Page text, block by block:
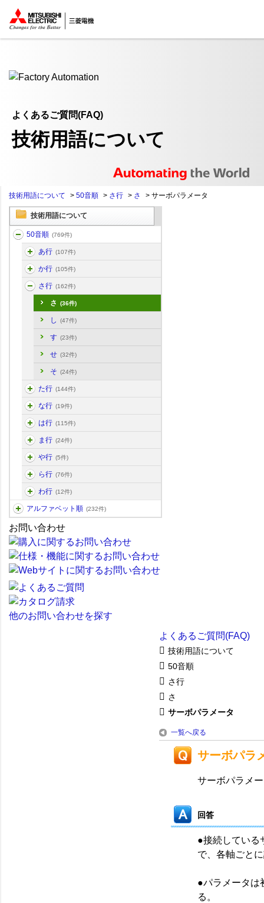
ここから本文
よくあるご質問(FAQ)
技術用語について
技術用語について > 50音順 > さ行 > さ > サーボパラメータ
技術用語について
50音順 (769件)
あ行 (107件)
か行 (105件)
さ行 (162件)
さ (36件)
し (47件)
す (23件)
せ (32件)
そ (24件)
た行 (144件)
な行 (19件)
は行 (115件)
ま行 (24件)
や行 (5件)
ら行 (76件)
わ行 (12件)
アルファベット順 (232件)
お問い合わせ
他のお問い合わせを探す
よくあるご質問(FAQ)
技術用語について
50音順
さ行
さ
サーボパラメータ
一覧へ戻る
サーボパラ
サーボパラメ
回答
●接続している
で、各軸ごと
●パラメータは
る。